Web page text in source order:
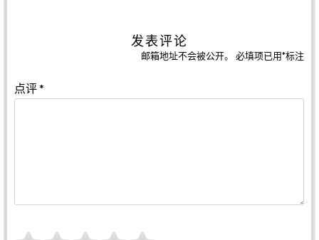
发表评论
邮箱地址不会被公开。 必填项已用*标注
点评*